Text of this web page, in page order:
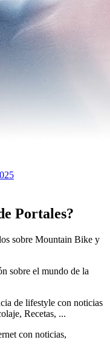
Portales?
sobre Mountain Bike y
sobre el mundo de la
de lifestyle con noticias
Recetas, ...
con noticias,